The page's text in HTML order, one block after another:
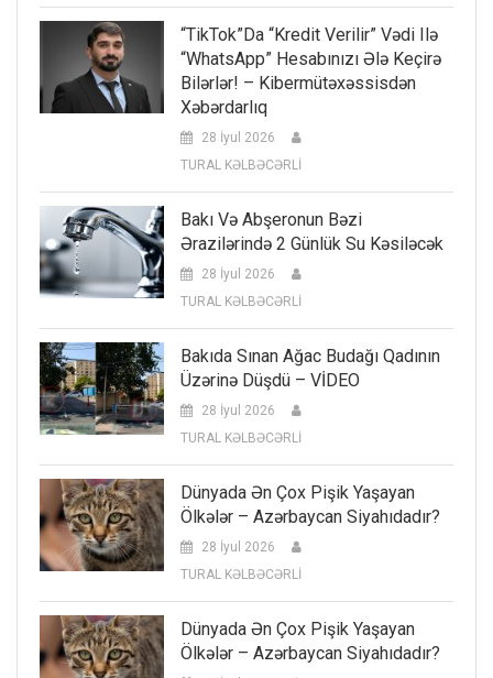
“TikTok”da “kredit Verilir” Vədi Ilə
“WhatsApp” Hesabınızı Ələ Keçirə
Bilərlər! – Kibermütəxəssisdən
Xəbərdarlıq
28 İyul 2026
TURAL KƏLBƏCƏRLİ
Bakı Və Abşeronun Bəzi
Ərazilərində 2 Günlük Su Kəsiləcək
28 İyul 2026
TURAL KƏLBƏCƏRLİ
Bakıda Sınan Ağac Budağı Qadının
Üzərinə Düşdü – VİDEO
28 İyul 2026
TURAL KƏLBƏCƏRLİ
Dünyada Ən Çox Pişik Yaşayan
Ölkələr – Azərbaycan Siyahıdadır?
28 İyul 2026
TURAL KƏLBƏCƏRLİ
Dünyada Ən Çox Pişik Yaşayan
Ölkələr – Azərbaycan Siyahıdadır?